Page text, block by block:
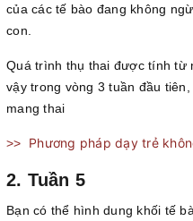
của các tế bào đang không
con.
Quá trình thụ thai được tính từ
vậy trong vòng 3 tuần đầu
mang thai
>> Phương pháp dạy trẻ
2. Tuần 5
Bạn có thể hình dung khối tế